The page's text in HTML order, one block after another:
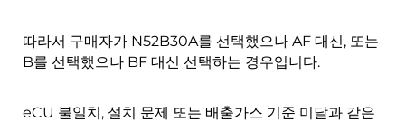
따라서 구매자가 N52B30A를 선택했으나 AF 대신, 또는
B를 선택했으나 BF 대신 선택하는 경우입니다.
eCU 불일치, 설치 문제 또는 배출가스 기준 미달과 같은